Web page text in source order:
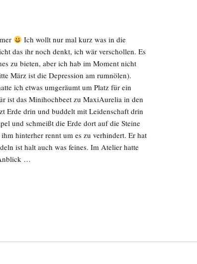
Ich wollt nur mal kurz was in die
das ihr noch denkt, ich wär verschollen. Es
zu bieten, aber ich hab im Moment nicht
März ist die Depression am rumnölen).
ich etwas umgeräumt um Platz für ein
ist das Minihochbeet zu MaxiAurelia in den
Erde drin und buddelt mit Leidenschaft drin
und schmeißt die Erde dort auf die Steine
hinterher rennt um es zu verhindert. Er hat
ist halt auch was feines. Im Atelier hatte
…